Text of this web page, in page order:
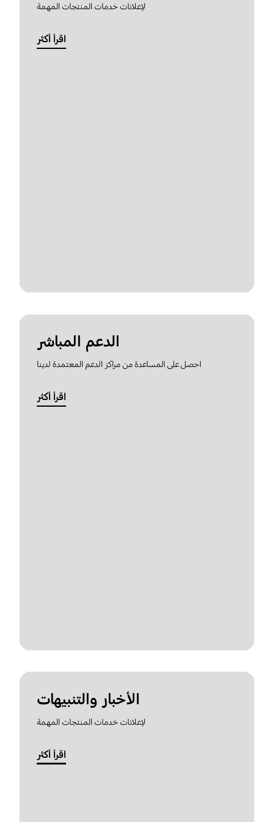
لإعلانات خدمات المنتجات المهمة
اقرأ أكثر
الدعم المباشر
احصل على المساعدة من مراكز الدعم المعتمدة لدينا
اقرأ أكثر
الأخبار والتنبيهات
لإعلانات خدمات المنتجات المهمة
اقرأ أكثر